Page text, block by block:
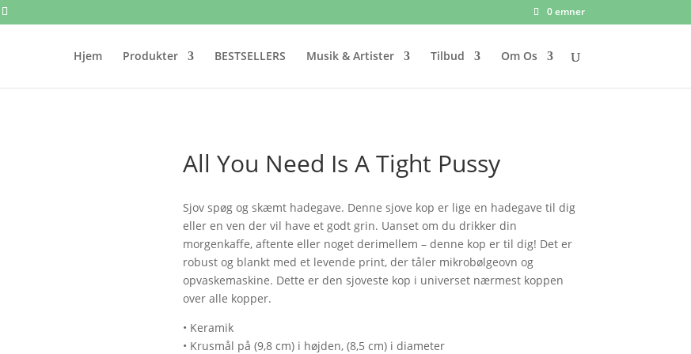
0 emner
Hjem Produkter BESTSELLERS Musik & Artister Tilbud Om Os
All You Need Is A Tight Pussy
Sjov spøg og skæmt hadegave. Denne sjove kop er lige en hadegave til dig
eller en ven der vil have et godt grin. Uanset om du drikker din
morgenkaffe, aftente eller noget derimellem – denne kop er til dig! Det er
robust og blankt med et levende print, der tåler mikrobølgeovn og
opvaskemaskine. Dette er den sjoveste kop i universet nærmest koppen
over alle kopper.
• Keramik
• Krusmål på (9,8 cm) i højden, (8,5 cm) i diameter